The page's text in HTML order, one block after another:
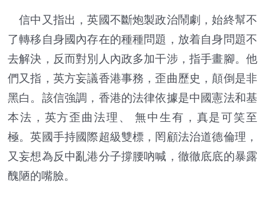
信中又指出，英國不斷炮製政治鬧劇，始終幫不
了轉移自身國內存在的種種問題，放着自身問題不
去解決，反而對別人內政多加干涉，指手畫腳。他
們又指，英方妄議香港事務，歪曲歷史，顛倒是非
黑白。該信強調，香港的法律依據是中國憲法和基
本法，英方歪曲法理、 無中生有，真是可笑至
極。英國手持國際超級雙標，罔顧法治道德倫理，
又妄想為反中亂港分子撐腰吶喊，徹徹底底的暴露
醜陋的嘴臉。